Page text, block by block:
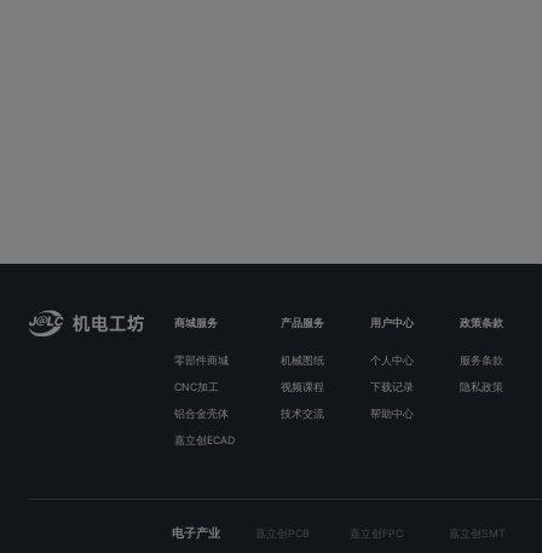
商城服务 产品服务 用户中心 政策条款
零部件商城 机械图纸 个人中心 服务条款
CNC加工 视频课程 下载记录 隐私政策
铝合金壳体 技术交流 帮助中心
嘉立创ECAD
电子产业 嘉立创PCB 嘉立创FPC 嘉立创SMT